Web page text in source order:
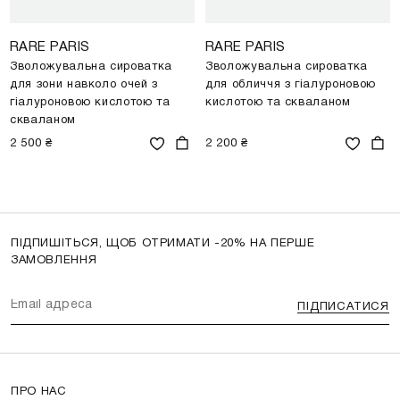
RARE PARIS
Зволожувальна сироватка
для зони навколо очей з
гіалуроновою кислотою та
скваланом
2 500 ₴
RARE PARIS
Зволожувальна сироватка
для обличчя з гіалуроновою
кислотою та скваланом
2 200 ₴
ПІДПИШІТЬСЯ, ЩОБ ОТРИМАТИ -20% НА ПЕРШЕ
ЗАМОВЛЕННЯ
ПІДПИСАТИСЯ
ПРО НАС